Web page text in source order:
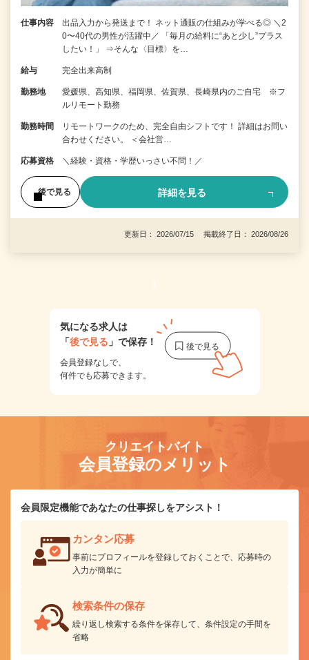
仕事内容
出品入力から発送まで！ ネット通販の仕組みが学べる◎ ＼2
0〜40代の男性が活躍中／ 「毎月の給料に“あと少し”プラス
したい！」 ⇒そんな〈目標〉を…
給与 完全出来高制
勤務地
愛媛県、高知県、福岡県、佐賀県、長崎県内のご自宅 ※フ
ルリモート勤務
勤務時間
リモートワークのため、完全自由シフトです！ 詳細はお問い
合わせください。 ＜会社営…
応募資格 ＼経験・資格・学歴いっさい不問！／
後で見る 詳細を見る
更新日： 2026/07/15 掲載終了日： 2026/08/26
1
気になる求人は
「後で見る 」で保存！
会員登録なしで、
何件でも応募できます。
クリエイトバイト
会員登録のメリット
会員限定機能であなたの仕事探しをアシスト！
カンタン応募
事前にプロフィールを登録しておくことで、応募時の
入力が簡単に
検索条件の保存
繰り返し検索する条件を保存して、条件設定の手間を
省略